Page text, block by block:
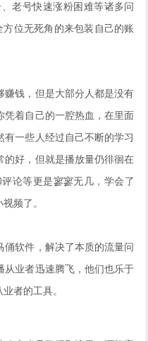
老号快速涨粉困难等诸多问
位无死角的来包装自己的账
赚钱，但是大部分人都是没有
凭着自己的一腔热血，在里面
一些人经过自己不断的学习
的好，但就是播放量仍徘徊在
论等更是寥寥无几，学会了
频了。
软件，解决了本质的流量问
从业者迅速腾飞，他们也乐于
者的工具。